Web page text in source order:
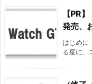
【PR
発売、
はじめに
る度に、